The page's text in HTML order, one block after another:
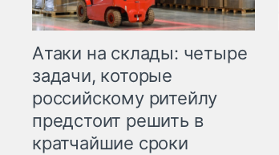
Атаки на склады: четыре
задачи, которые
российскому ритейлу
предстоит решить в
кратчайшие сроки